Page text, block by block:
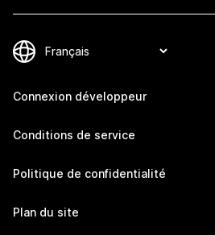
Connexion développeur
Conditions de service
Politique de confidentialité
Plan du site